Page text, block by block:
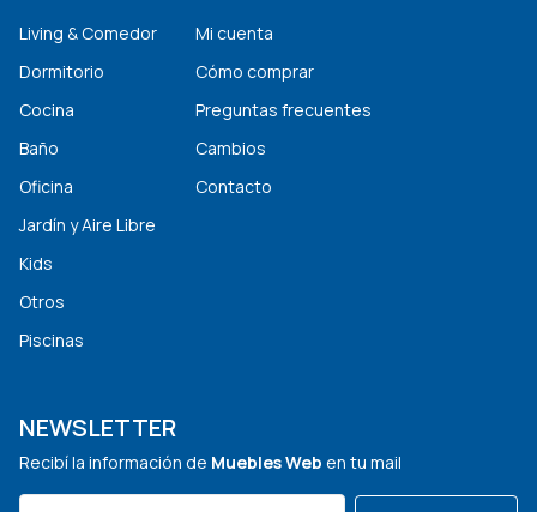
Living & Comedor
Dormitorio
Cocina
Baño
Oficina
Jardín y Aire Libre
Kids
Otros
Piscinas
Mi cuenta
Cómo comprar
Preguntas frecuentes
Cambios
Contacto
NEWSLETTER
Recibí la información de Muebles Web en tu mail